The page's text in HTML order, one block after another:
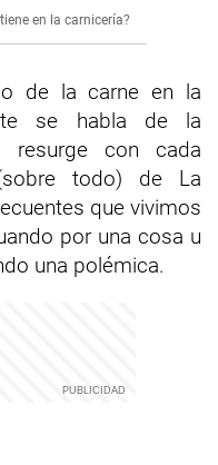
en la carnicería?
de la carne en la
se habla de la
resurge con cada
todo) de La
que vivimos
por una cosa u
una polémica.